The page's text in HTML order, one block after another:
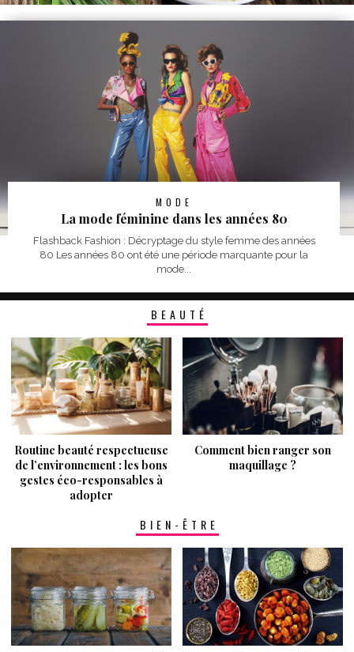
MODE
La mode féminine dans les années 80
Flashback Fashion : Décryptage du style femme des années
80 Les années 80 ont été une période marquante pour la
mode...
BEAUTÉ
Routine beauté respectueuse
de l’environnement : les bons
gestes éco-responsables à
adopter
Comment bien ranger son
maquillage ?
BIEN-ÊTRE